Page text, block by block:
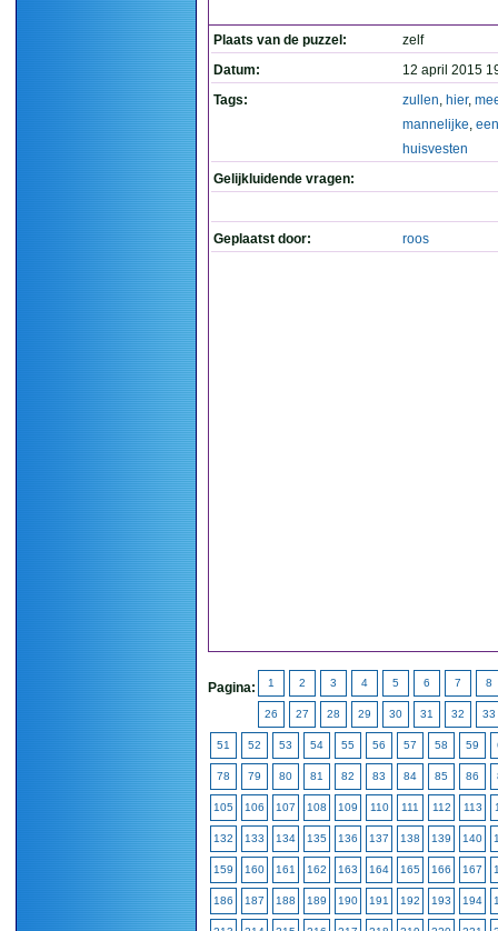
Plaats van de puzzel:
zelf
Datum:
12 april 2015
Tags:
zullen, hier,
mannelijke,
huisvesten
Gelijkluidende vragen:
Geplaatst door: roos
Pagina: 1 2 3 4 5 6 7 8
26 27 28 29 30 31 32 33
51 52 53 54 55 56 57 58 59
78 79 80 81 82 83 84 85 86
105 106 107 108 109 110 111 112 113
132 133 134 135 136 137 138 139 140
159 160 161 162 163 164 165 166 167
186 187 188 189 190 191 192 193 194